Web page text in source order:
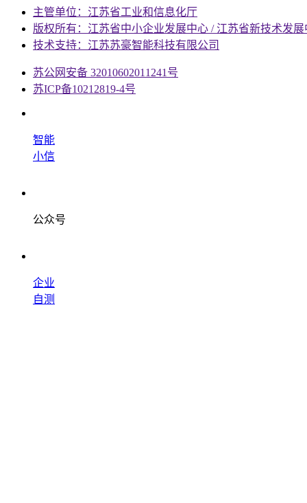
主管单位：江苏省工业和信息化厅
版权所有：江苏省中小企业发展中心 / 江苏省新技术发展
技术支持：江苏苏豪智能科技有限公司
苏公网安备 32010602011241号
苏ICP备10212819-4号
智能
小信
公众号
企业
自测